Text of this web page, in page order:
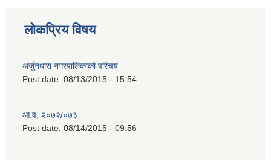
लोकप्रिय विषय
अर्जुनधारा नगरपालिकाको परिचय
Post date: 08/13/2015 - 15:54
आ.व. २०७२/०७३
Post date: 08/14/2015 - 09:56